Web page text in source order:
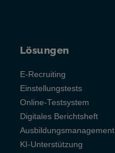
Lösungen
E-Recruiting
Einstellungstests
Online-Testsystem
Digitales Berichtsheft
Ausbildungsmanagement
KI-Unterstützung